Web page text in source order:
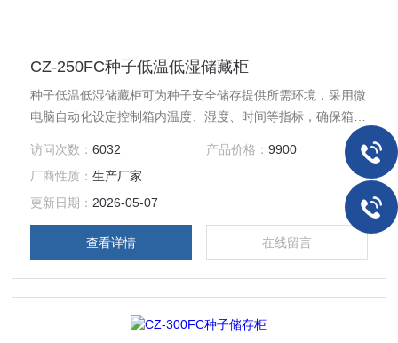
CZ-250FC种子低温低湿储藏柜
种子低温低湿储藏柜可为种子安全储存提供所需环境，采用微
电脑自动化设定控制箱内温度、湿度、时间等指标，确保箱内
低温低湿。中文液晶数字显示箱内温度、湿度值。带除湿系
统。控制系统具有除霜，延时，超温报警，自动除湿，时差纠
正，紫外杀菌等功能，安全可靠全不锈钢内、外柜体，制冷结
构为风冷式不结霜多项安全保护功能(触电、漏电、过载、过
流、压缩机延长启动！
访问次数：6032 产品价格： 9900
厂商性质：生产厂家
更新日期： 2026-05-07
查看详情 在线留言